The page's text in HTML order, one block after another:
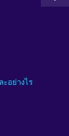
ะอย่างไร